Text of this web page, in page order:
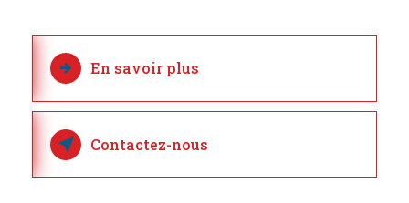
En savoir plus
Contactez-nous